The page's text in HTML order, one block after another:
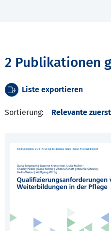
2 Publikationen
Liste exportieren
Sortierung: